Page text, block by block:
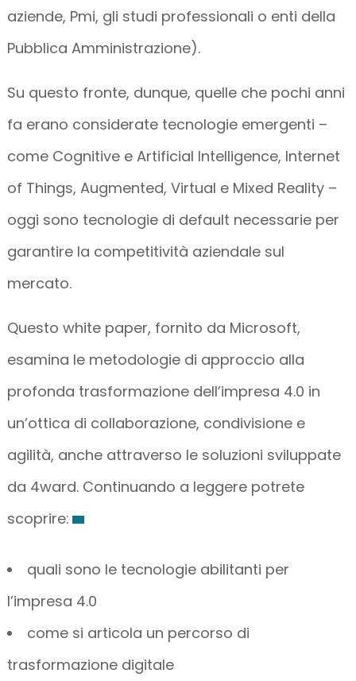
aziende, Pmi, gli studi professionali o enti della
Pubblica Amministrazione).
Su questo fronte, dunque, quelle che pochi anni
fa erano considerate tecnologie emergenti –
come Cognitive e Artificial Intelligence, Internet
of Things, Augmented, Virtual e Mixed Reality –
oggi sono tecnologie di default necessarie per
garantire la competitività aziendale sul
mercato.
Questo white paper, fornito da Microsoft,
esamina le metodologie di approccio alla
profonda trasformazione dell’impresa 4.0 in
un’ottica di collaborazione, condivisione e
agilità, anche attraverso le soluzioni sviluppate
da 4ward. Continuando a leggere potrete
scoprire:
quali sono le tecnologie abilitanti per
l’impresa 4.0
come si articola un percorso di
trasformazione digitale